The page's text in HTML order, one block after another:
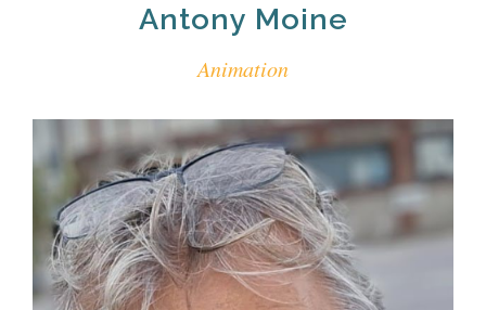
Antony Moine
Animation